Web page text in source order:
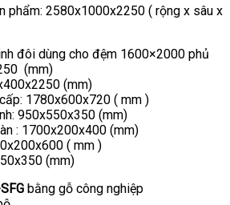
phẩm: 2580x1000x2250 ( rộng x sâu x
đôi dùng cho đệm 1600×2000 phủ
(mm)
(mm)
1780x600x720 ( mm )
950x550x350 (mm)
: 1700x200x400 (mm)
( mm )
(mm)
bằng gỗ công nghiệp